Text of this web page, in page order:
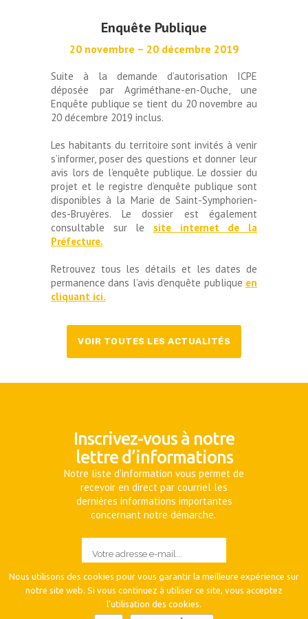
Enquête Publique
20 novembre – 20 décembre 2019
Suite à la demande d’autorisation ICPE
déposée par Agriméthane-en-Ouche, une
Enquête publique se tient du 20 novembre au
20 décembre 2019 inclus.
Les habitants du territoire sont invités à venir
s’informer, poser des questions et donner leur
avis lors de l’enquête publique. Le dossier du
projet et le registre d’enquête publique sont
disponibles à la Marie de Saint-Symphorien-
des-Bruyères. Le dossier est également
consultable sur le site internet de la
Préfecture.
Retrouvez tous les détails et les dates de
permanence dans l’avis d’enquête publique en
cliquant ici.
VOIR TOUTES LES ACTUALITÉS
Inscrivez-vous à notre
lettre d’informations
Notre liste d’information vous permet de
recevoir en direct par courriel les
dernières informations importantes
concernant notre démarche.
Nous utilisons des cookies pour vous garantir la meilleure expérience sur
notre site web. Si vous continuez à utiliser ce site, vous acceptez
l'utilisation des cookies.